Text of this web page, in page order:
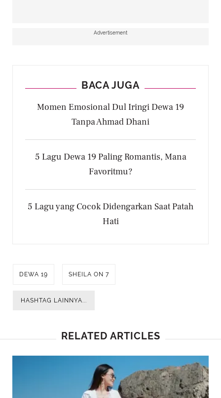
Advertisement
BACA JUGA
Momen Emosional Dul Iringi Dewa 19
Tanpa Ahmad Dhani
5 Lagu Dewa 19 Paling Romantis, Mana
Favoritmu?
5 Lagu yang Cocok Didengarkan Saat Patah
Hati
DEWA 19 SHEILA ON 7
HASHTAG LAINNYA...
RELATED ARTICLES